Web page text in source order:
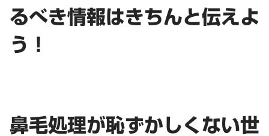
るべき情報はきちんと伝えよ
う！
鼻毛処理が恥ずかしくない世